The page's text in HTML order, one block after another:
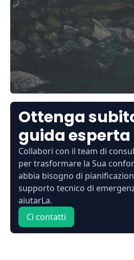
Ottenga
guida esperta
Collabori con il team di
per trasformare la Sua
abbia bisogno di
supporto tecnico di
aiutarLa.
Ci contatti